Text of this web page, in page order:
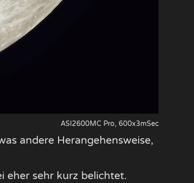
ASI2600MC Pro, 600x3mSec
andere Herangehensweise,
eher sehr kurz belichtet.